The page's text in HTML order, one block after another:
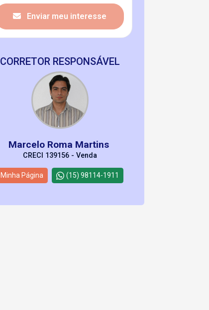
Enviar meu interesse
CORRETOR RESPONSÁVEL
Marcelo Roma Martins
CRECI 139156 - Venda
Minha Página (15) 98114-1911